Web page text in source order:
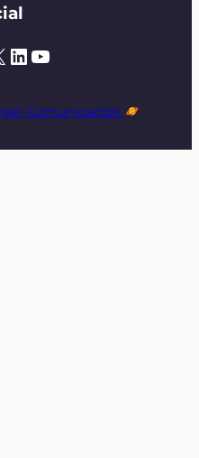
LinkedIn YouTube
Comunicación